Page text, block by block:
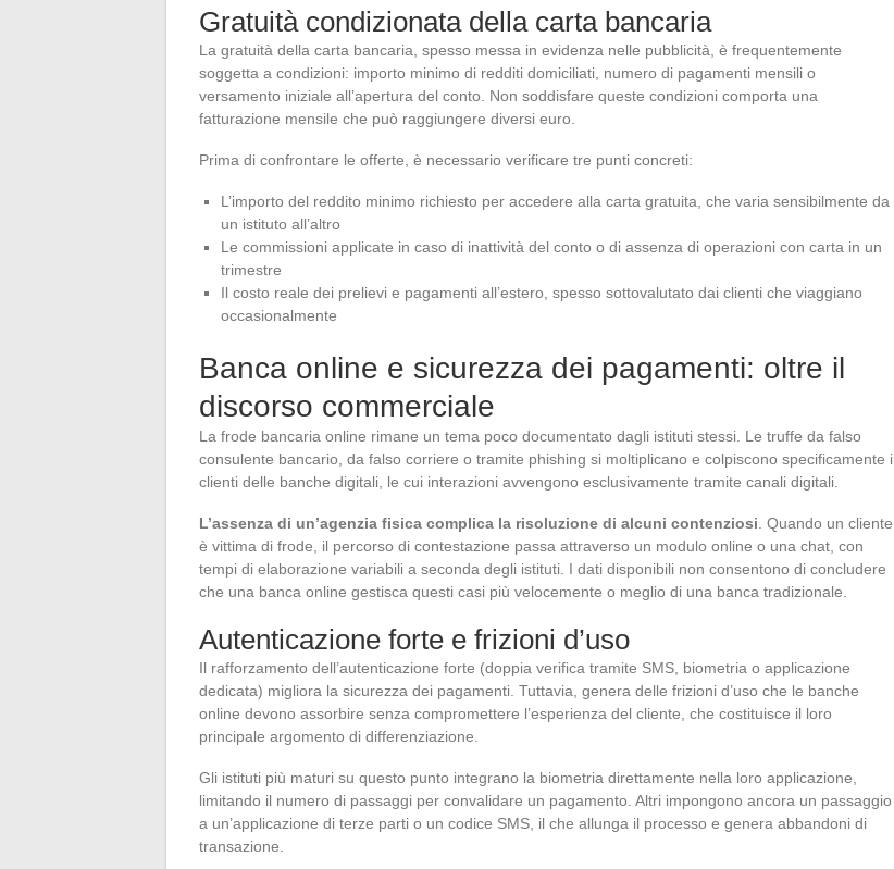
Gratuità condizionata della carta bancaria
La gratuità della carta bancaria, spesso messa in evidenza nelle pubblicità, è frequentemente
soggetta a condizioni: importo minimo di redditi domiciliati, numero di pagamenti mensili o
versamento iniziale all’apertura del conto. Non soddisfare queste condizioni comporta una
fatturazione mensile che può raggiungere diversi euro.
Prima di confrontare le offerte, è necessario verificare tre punti concreti:
L’importo del reddito minimo richiesto per accedere alla carta gratuita, che varia sensibilmente da
un istituto all’altro
Le commissioni applicate in caso di inattività del conto o di assenza di operazioni con carta in un
trimestre
Il costo reale dei prelievi e pagamenti all’estero, spesso sottovalutato dai clienti che viaggiano
occasionalmente
Banca online e sicurezza dei pagamenti: oltre il
discorso commerciale
La frode bancaria online rimane un tema poco documentato dagli istituti stessi. Le truffe da falso
consulente bancario, da falso corriere o tramite phishing si moltiplicano e colpiscono specificamente i
clienti delle banche digitali, le cui interazioni avvengono esclusivamente tramite canali digitali.
L’assenza di un’agenzia fisica complica la risoluzione di alcuni contenziosi . Quando un cliente
è vittima di frode, il percorso di contestazione passa attraverso un modulo online o una chat, con
tempi di elaborazione variabili a seconda degli istituti. I dati disponibili non consentono di concludere
che una banca online gestisca questi casi più velocemente o meglio di una banca tradizionale.
Autenticazione forte e frizioni d’uso
Il rafforzamento dell’autenticazione forte (doppia verifica tramite SMS, biometria o applicazione
dedicata) migliora la sicurezza dei pagamenti. Tuttavia, genera delle frizioni d’uso che le banche
online devono assorbire senza compromettere l’esperienza del cliente, che costituisce il loro
principale argomento di differenziazione.
Gli istituti più maturi su questo punto integrano la biometria direttamente nella loro applicazione,
limitando il numero di passaggi per convalidare un pagamento. Altri impongono ancora un passaggio
a un’applicazione di terze parti o un codice SMS, il che allunga il processo e genera abbandoni di
transazione.